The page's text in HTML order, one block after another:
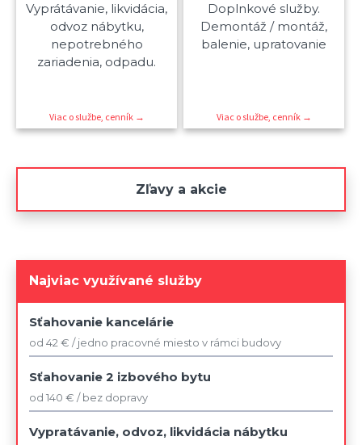
Vyprátávanie, likvidácia,
odvoz nábytku,
nepotrebného
zariadenia, odpadu.
Viac o službe, cenník →
Doplnkové služby.
Demontáž / montáž,
balenie, upratovanie
Viac o službe, cenník →
Zľavy a akcie
Najviac využívané služby
Sťahovanie kancelárie
od 42 € / jedno pracovné miesto v rámci budovy
Sťahovanie 2 izbového bytu
od 140 € / bez dopravy
Vypratávanie, odvoz, likvidácia nábytku